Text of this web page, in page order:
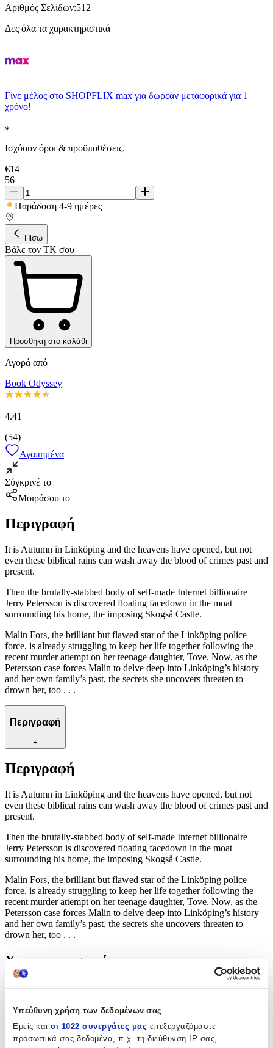
Υπεύθυνη χρήση των δεδομένων σας
Εμείς και οι 1022 συνεργάτες μας επεξεργαζόμαστε
προσωπικά σας δεδομένα, π.χ. τη διεύθυνση IP σας,
Αριθμός Σελίδων:512
Δες όλα τα χαρακτηριστικά
Γίνε μέλος στο SHOPFLIX max για δωρεάν μεταφορικά για 1
χρόνο!
Ισχύουν όροι & προϋποθέσεις.
€14
56
Παράδοση 4-9 ημέρες
Πίσω
Βάλε τον ΤΚ σου
Προσθήκη στο καλάθι
Αγορά από
Book Odyssey
4.41
(54)
Αγαπημένα
Σύγκρινέ το
Μοιράσου το
Περιγραφή
It is Autumn in Linköping and the heavens have opened, but not
even these biblical rains can wash away the blood of crimes past and
present.
Then the brutally-stabbed body of self-made Internet billionaire
Jerry Petersson is discovered floating facedown in the moat
surrounding his home, the imposing Skogså Castle.
Malin Fors, the brilliant but flawed star of the Linköping police
force, is already struggling to keep her life together following the
recent murder attempt on her teenage daughter, Tove. Now, as the
Petersson case forces Malin to delve deep into Linköping’s history
and her own family’s past, the secrets she uncovers threaten to
drown her, too . . .
Περιγραφή
+
Περιγραφή
It is Autumn in Linköping and the heavens have opened, but not
even these biblical rains can wash away the blood of crimes past and
present.
Then the brutally-stabbed body of self-made Internet billionaire
Jerry Petersson is discovered floating facedown in the moat
surrounding his home, the imposing Skogså Castle.
Malin Fors, the brilliant but flawed star of the Linköping police
force, is already struggling to keep her life together following the
recent murder attempt on her teenage daughter, Tove. Now, as the
Petersson case forces Malin to delve deep into Linköping’s history
and her own family’s past, the secrets she uncovers threaten to
drown her, too . . .
Χαρακτηριστικά
Συγγραφέας:
Mons Kallentoft
Εκδότης: